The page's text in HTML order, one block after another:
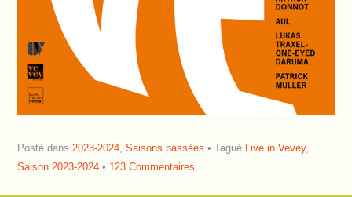
Posté dans 2023-2024, Saisons passées Tagué Live in Vevey,
Saison 2023-2024
123 Commentaires